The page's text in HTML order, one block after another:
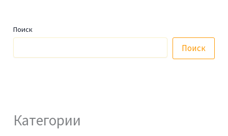
Поиск
Поиск
Категории